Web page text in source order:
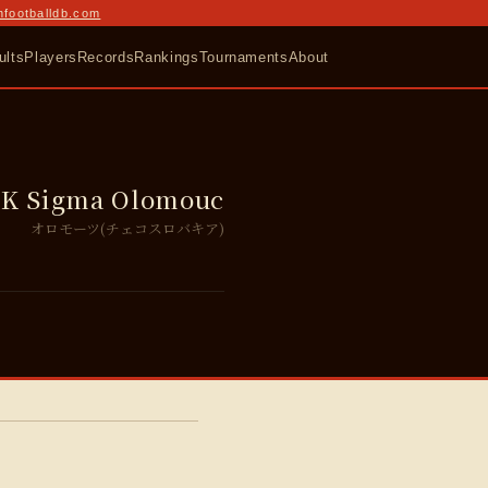
Players RecordsRankingsTournamentsAbout
Sigma Olomouc
オロモーツ(チェコスロバキア)